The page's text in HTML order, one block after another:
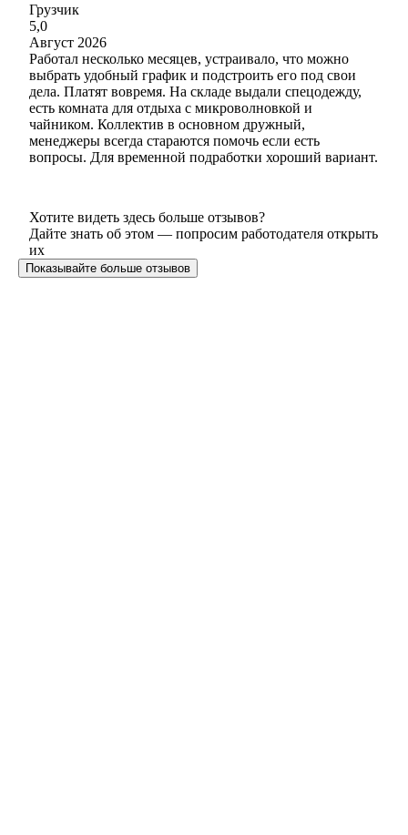
Грузчик
5,0
Август 2026
Работал несколько месяцев, устраивало, что можно
выбрать удобный график и подстроить его под свои
дела. Платят вовремя. На складе выдали спецодежду,
есть комната для отдыха с микроволновкой и
чайником. Коллектив в основном дружный,
менеджеры всегда стараются помочь если есть
вопросы. Для временной подработки хороший вариант.
Хотите видеть здесь больше отзывов?
Дайте знать об этом — попросим работодателя открыть
их
Показывайте больше отзывов